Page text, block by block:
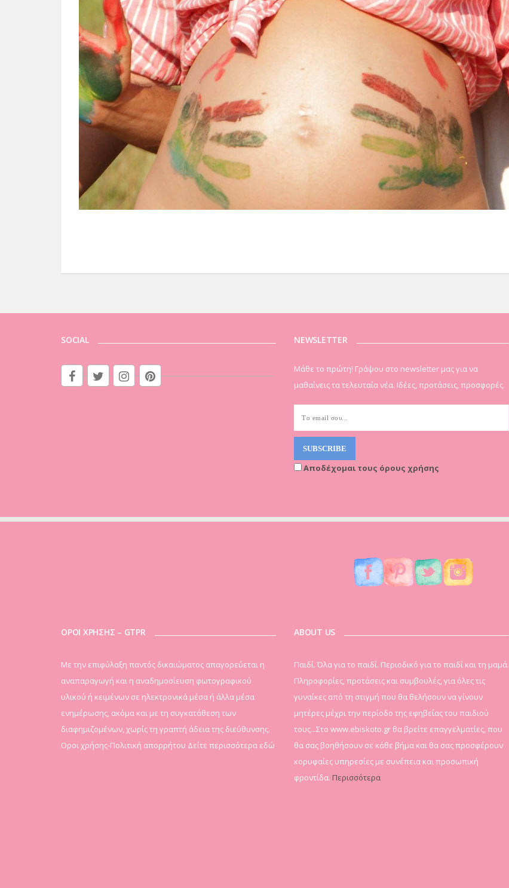
SOCIAL NEWSLETTER
Μάθε το πρώτη! Γράψου στο newsletter μας για να
μαθαίνεις τα τελευταία νέα. Ιδέες, προτάσεις, προσφορές.
Αποδέχομαι τους όρους χρήσης
ΟΡΟΙ ΧΡΗΣΗΣ – GTPR
Mε την επιφύλαξη παντός δικαιώματος απαγορεύεται η
αναπαραγωγή και η αναδημοσίευση φωτογραφικού
υλικού ή κειμένων σε ηλεκτρονικά μέσα ή άλλα μέσα
ενημέρωσης, ακόμα και με τη συγκατάθεση των
διαφημιζομένων, χωρίς τη γραπτή άδεια της διεύθυνσης.
Οροι χρήσης-Πολιτική απορρήτου Δείτε περισσότερα εδώ
ABOUT US
Παιδί. Όλα για το παιδί. Περιοδικό για το παιδί και τη μαμά.
Πληροφορίες, προτάσεις και συμβουλές, για όλες τις
γυναίκες από τη στιγμή που θα θελήσουν να γίνουν
μητέρες μέχρι την περίοδο της εφηβείας του παιδιού
τους...Στο www.ebiskoto.gr θα βρείτε επαγγελματίες, που
θα σας βοηθήσουν σε κάθε βήμα και θα σας προσφέρουν
κορυφαίες υπηρεσίες με συνέπεια και προσωπική
φροντίδα. Περισσότερα